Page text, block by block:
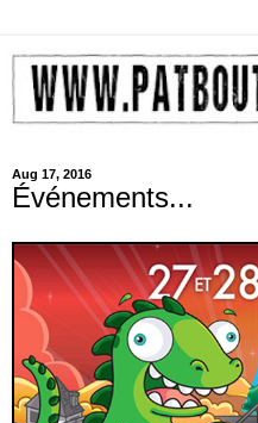
Aug 17, 2016
Événements...